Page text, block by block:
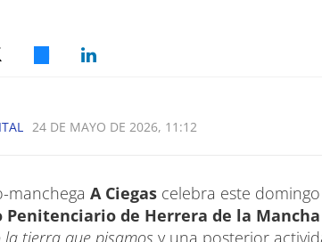
24 DE MAYO DE 2026, 11:12
manchega A Ciegas celebra este domingo
Penitenciario de Herrera de la Mancha
la tierra que pisamos y una posterior